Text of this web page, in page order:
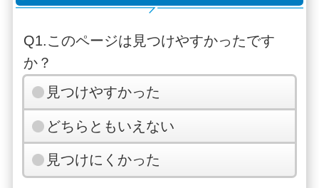
Q1.このページは見つけやすかったです
か？
見つけやすかった
どちらともいえない
見つけにくかった